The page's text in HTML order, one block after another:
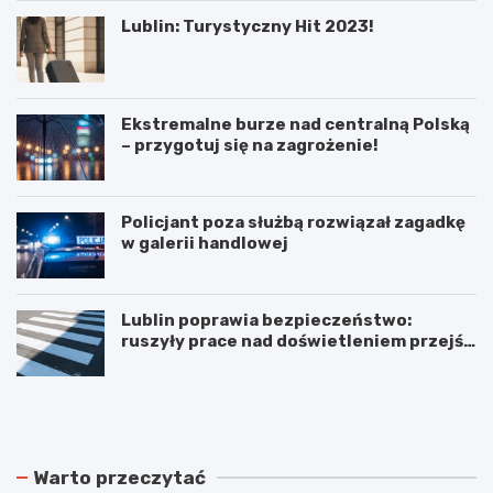
Lublin: Turystyczny Hit 2023!
Ekstremalne burze nad centralną Polską
– przygotuj się na zagrożenie!
Policjant poza służbą rozwiązał zagadkę
w galerii handlowej
Lublin poprawia bezpieczeństwo:
ruszyły prace nad doświetleniem przejść
N
o
P
j
Warto przeczytać